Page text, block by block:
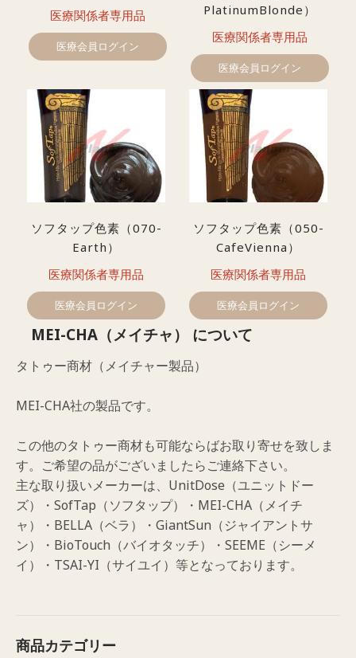
医療関係者専用品
医療会員ログイン
PlatinumBlonde）
医療関係者専用品
医療会員ログイン
ソフタップ色素（070-
Earth）
医療関係者専用品
医療会員ログイン
ソフタップ色素（050-
CafeVienna）
医療関係者専用品
医療会員ログイン
MEI-CHA（メイチャ） について
タトゥー商材（メイチャー製品）
MEI-CHA社の製品です。
この他のタトゥー商材も可能ならばお取り寄せを致しま
す。ご希望の品がございましたらご連絡下さい。
主な取り扱いメーカーは、UnitDose（ユニットドー
ズ）・SofTap（ソフタップ）・MEI-CHA（メイチ
ャ）・BELLA（ベラ）・GiantSun（ジャイアントサ
ン）・BioTouch（バイオタッチ）・SEEME（シーメ
イ）・TSAI-YI（サイユイ）等となっております。
商品カテゴリー